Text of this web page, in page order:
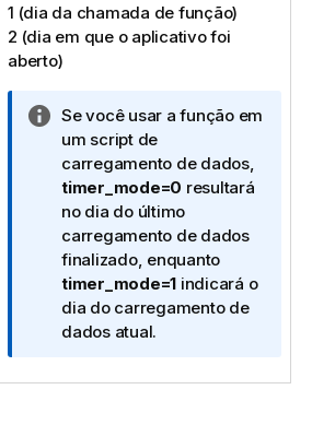
1 (dia da chamada de função)
2 (dia em que o aplicativo foi
aberto)
N
o
t
a
i
n
f
o
r
m
t
Se você usar a função em
um script de
carregamento de dados,
timer_mode=0 resultará
no dia do último
carregamento de dados
finalizado, enquanto
timer_mode=1 indicará o
dia do carregamento de
dados atual.